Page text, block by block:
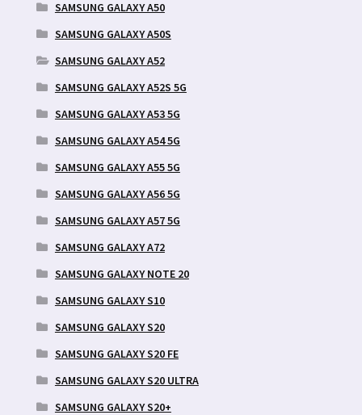
SAMSUNG GALAXY A50
SAMSUNG GALAXY A50S
SAMSUNG GALAXY A52
SAMSUNG GALAXY A52S 5G
SAMSUNG GALAXY A53 5G
SAMSUNG GALAXY A54 5G
SAMSUNG GALAXY A55 5G
SAMSUNG GALAXY A56 5G
SAMSUNG GALAXY A57 5G
SAMSUNG GALAXY A72
SAMSUNG GALAXY NOTE 20
SAMSUNG GALAXY S10
SAMSUNG GALAXY S20
SAMSUNG GALAXY S20 FE
SAMSUNG GALAXY S20 ULTRA
SAMSUNG GALAXY S20+